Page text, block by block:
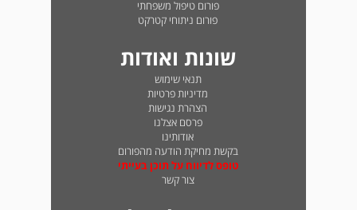
פורום טיפול משפחתי
פורום ניתוחי קטרקט
שונות ואודות
תנאי שימוש
מדיניות פרטיות
הצהרת נגישות
פרסם אצלנו
אודותינו
בקשת מחיקת הודעה מהפורום
טופס לדיווח על תוכן בעייתי
צור קשר